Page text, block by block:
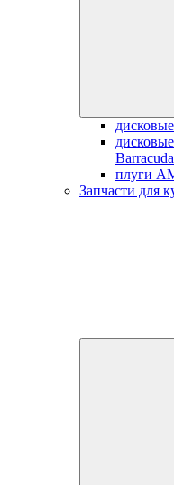
Barracuda
плуги
Запчасти для